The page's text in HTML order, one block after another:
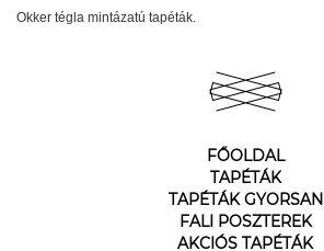
Okker tégla mintázatú tapéták.
FŐOLDAL
TAPÉTÁK
TAPÉTÁK GYORSAN
FALI POSZTEREK
AKCIÓS TAPÉTÁK